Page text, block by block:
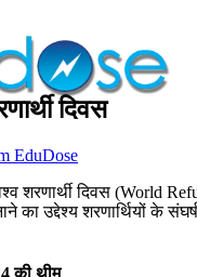
दिवस
EduDose
शरणार्थी दिवस (World
का उद्देश्य शरणार्थियों के
की थीम